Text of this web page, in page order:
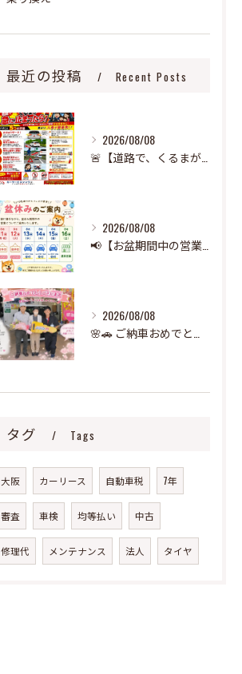
最近の投稿 Recent Posts
2026/08/08
2026/08/08
2026/08/08
タグ Tags
大阪 カーリース 自動車税 7年
審査 車検 均等払い 中古
修理代 メンテナンス 法人 タイヤ